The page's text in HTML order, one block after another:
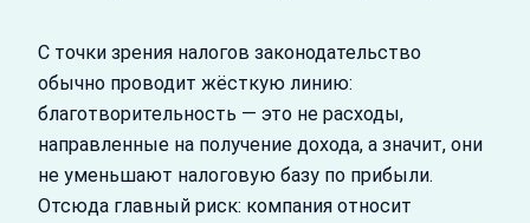
С точки зрения налогов законодательство
обычно проводит жёсткую линию:
благотворительность — это не расходы,
направленные на получение дохода, а значит, они
не уменьшают налоговую базу по прибыли.
Отсюда главный риск: компания относит